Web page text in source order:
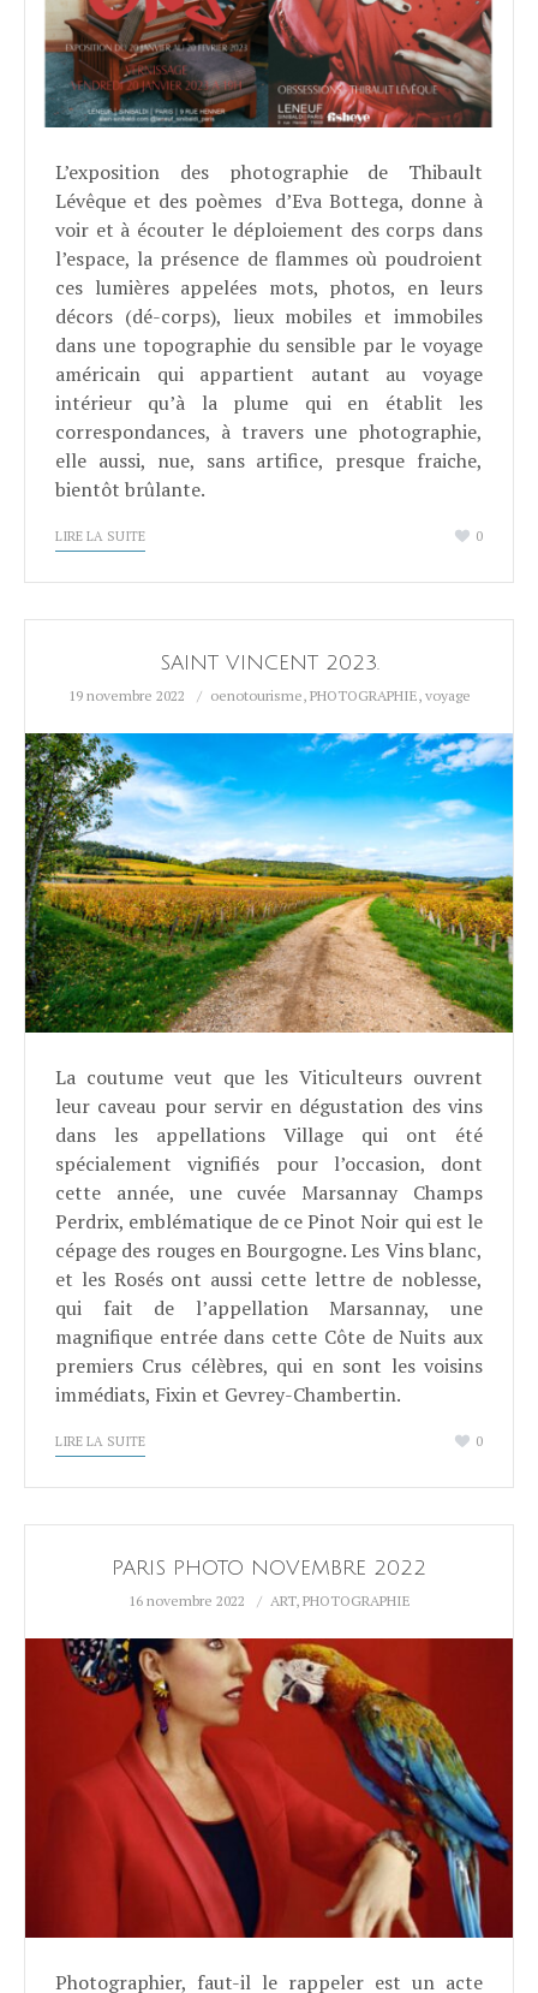
L’exposition des photographie de Thibault
Lévêque et des poèmes d’Eva Bottega, donne à
voir et à écouter le déploiement des corps dans
l’espace, la présence de flammes où poudroient
ces lumières appelées mots, photos, en leurs
décors (dé-corps), lieux mobiles et immobiles
dans une topographie du sensible par le voyage
américain qui appartient autant au voyage
intérieur qu’à la plume qui en établit les
correspondances, à travers une photographie,
elle aussi, nue, sans artifice, presque fraiche,
bientôt brûlante.
LIRE LA SUITE 0
SAINT VINCENT 2023.
19 novembre 2022 oenotourisme, PHOTOGRAPHIE, voyage
La coutume veut que les Viticulteurs ouvrent
leur caveau pour servir en dégustation des vins
dans les appellations Village qui ont été
spécialement vignifiés pour l’occasion, dont
cette année, une cuvée Marsannay Champs
Perdrix, emblématique de ce Pinot Noir qui est le
cépage des rouges en Bourgogne. Les Vins blanc,
et les Rosés ont aussi cette lettre de noblesse,
qui fait de l’appellation Marsannay, une
magnifique entrée dans cette Côte de Nuits aux
premiers Crus célèbres, qui en sont les voisins
immédiats, Fixin et Gevrey-Chambertin.
LIRE LA SUITE 0
PARIS PHOTO NOVEMBRE 2022
16 novembre 2022 ART, PHOTOGRAPHIE
Photographier, faut-il le rappeler est un acte